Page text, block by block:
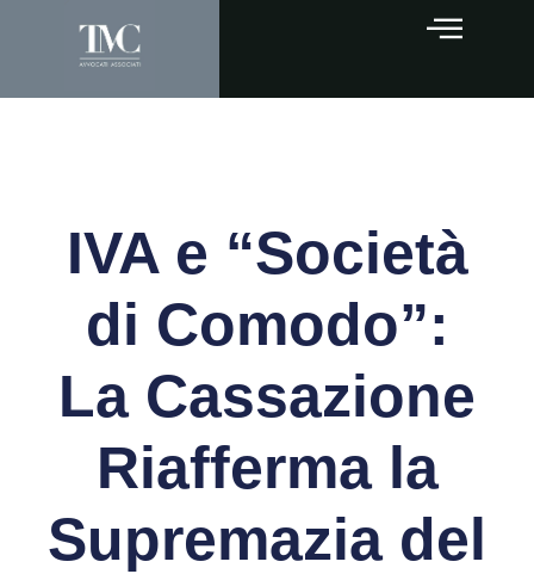
IVA e “Società
di Comodo”:
La Cassazione
Riafferma la
Supremazia del